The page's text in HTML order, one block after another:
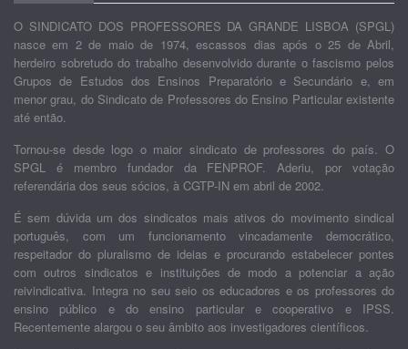
O SINDICATO DOS PROFESSORES DA GRANDE LISBOA (SPGL)
nasce em 2 de maio de 1974, escassos dias após o 25 de Abril,
herdeiro sobretudo do trabalho desenvolvido durante o fascismo pelos
Grupos de Estudos dos Ensinos Preparatório e Secundário e, em
menor grau, do Sindicato de Professores do Ensino Particular existente
até então.
Tornou-se desde logo o maior sindicato de professores do país. O
SPGL é membro fundador da FENPROF. Aderiu, por votação
referendária dos seus sócios, à CGTP-IN em abril de 2002.
É sem dúvida um dos sindicatos mais ativos do movimento sindical
português, com um funcionamento vincadamente democrático,
respeitador do pluralismo de ideias e procurando estabelecer pontes
com outros sindicatos e instituições de modo a potenciar a ação
reivindicativa. Integra no seu seio os educadores e os professores do
ensino público e do ensino particular e cooperativo e IPSS.
Recentemente alargou o seu âmbito aos investigadores científicos.